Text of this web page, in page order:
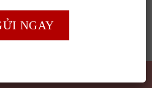
triển bởi